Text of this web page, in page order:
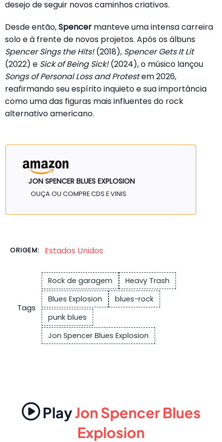
desejo de seguir novos caminhos criativos.
Desde então,Spencer manteve uma intensa carreira
solo e à frente de novos projetos. Após os álbuns
Spencer Sings the Hits!(2018), Spencer Gets It Lit
(2022) e Sick of Being Sick!(2024), o músico lançou
Songs of Personal Loss and Protestem 2026,
reafirmando seu espírito inquieto e sua importância
como uma das figuras mais influentes do rock
alternativo americano.
JON SPENCER BLUES EXPLOSION
OUÇA OU COMPRE CDS E VINIS
ORIGEM: Estados Unidos
Tags
Rock de garagem
Heavy Trash
Blues Explosion
blues-rock
punk blues
Jon Spencer Blues Explosion
PlayJon Spencer Blues
Explosion